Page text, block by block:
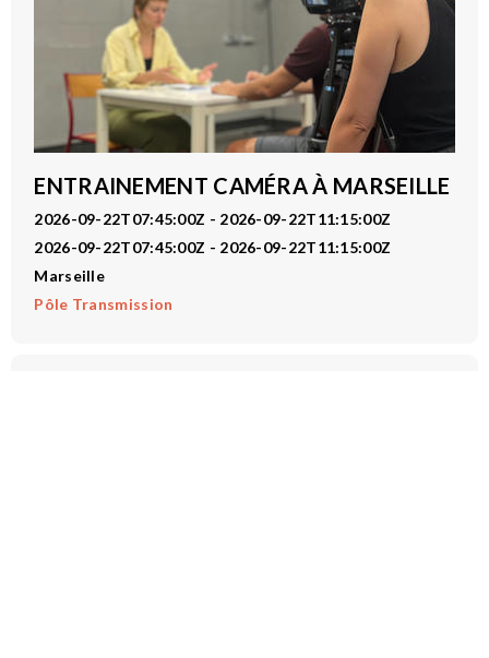
ENTRAINEMENT CAMÉRA À MARSEILLE
2026-09-22T07:45:00Z - 2026-09-22T11:15:00Z
2026-09-22T07:45:00Z - 2026-09-22T11:15:00Z
Marseille
Pôle Transmission